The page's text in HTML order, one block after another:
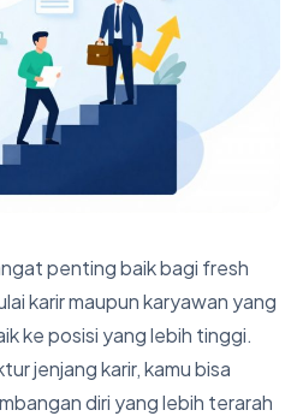
penting baik bagi fresh
karir maupun karyawan yang
ke posisi yang lebih tinggi.
jenjang karir, kamu bisa
diri yang lebih terarah